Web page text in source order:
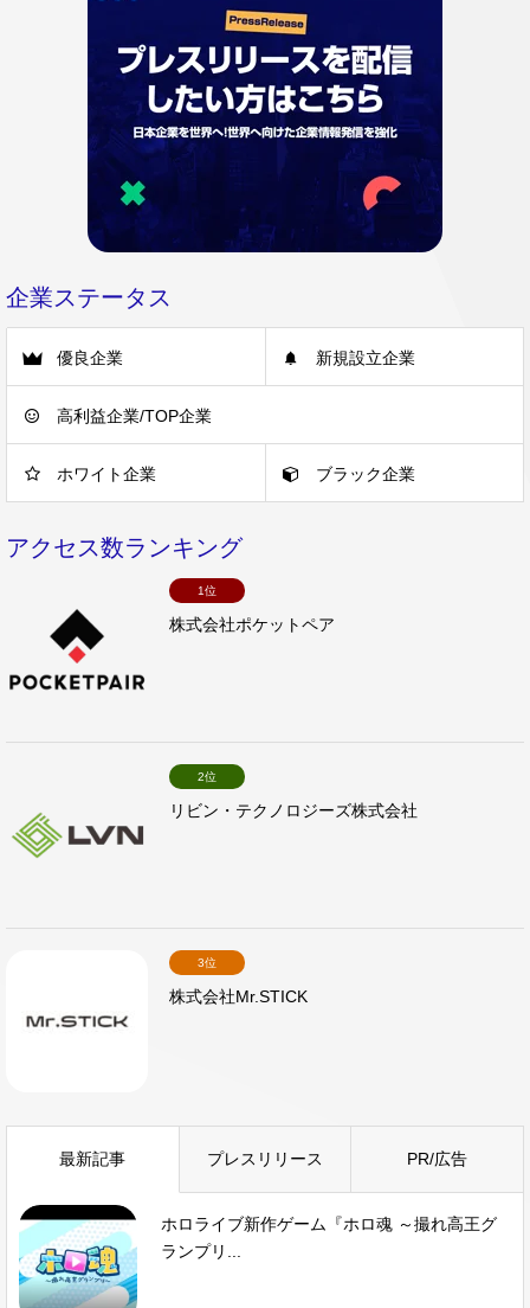
企業ステータス
優良企業 新規設立企業
高利益企業/TOP企業
ホワイト企業 ブラック企業
アクセス数ランキング
1位
株式会社ポケットペア
2位
リビン・テクノロジーズ株式会社
3位
株式会社Mr.STICK
最新記事 プレスリリース PR/広告
ホロライブ新作ゲーム『ホロ魂 ～撮れ高王グ
ランプリ...